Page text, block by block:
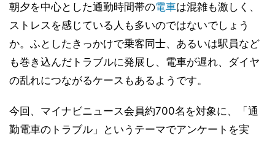
朝夕を中心とした通勤時間帯の電車は混雑も激しく、
ストレスを感じている人も多いのではないでしょう
か。ふとしたきっかけで乗客同士、あるいは駅員など
も巻き込んだトラブルに発展し、電車が遅れ、ダイヤ
の乱れにつながるケースもあるようです。
今回、マイナビニュース会員約700名を対象に、「通
勤電車のトラブル」というテーマでアンケートを実